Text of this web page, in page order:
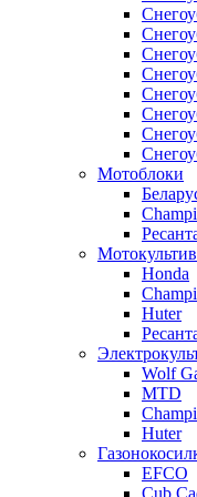
Мотоблоки
Honda
Huter
Wolf
MTD
Huter
EFCO
Cub